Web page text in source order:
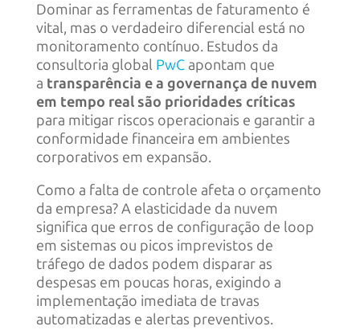
Dominar as ferramentas de faturamento é
vital, mas o verdadeiro diferencial está no
monitoramento contínuo. Estudos da
consultoria global PwCapontam que
a transparência e a governança de nuvem
em tempo real são prioridades críticas
para mitigar riscos operacionais e garantir a
conformidade financeira em ambientes
corporativos em expansão.
Como a falta de controle afeta o orçamento
da empresa? A elasticidade da nuvem
significa que erros de configuração de loop
em sistemas ou picos imprevistos de
tráfego de dados podem disparar as
despesas em poucas horas, exigindo a
implementação imediata de travas
automatizadas e alertas preventivos.